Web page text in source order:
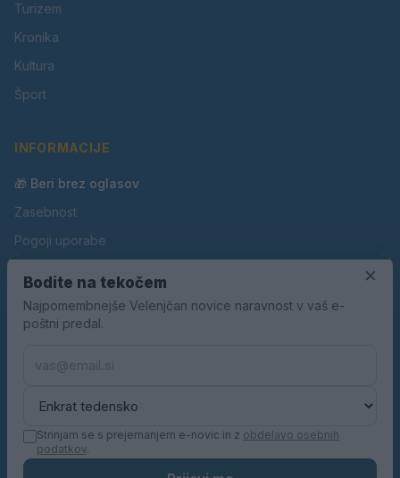
Turizem
Kronika
Kultura
Šport
INFORMACIJE
🎁 Beri brez oglasov
Zasebnost
Pogoji uporabe
Oglaševanje
Kontakt
×
Bodite na tekočem
Najpomembnejše Velenjčan novice naravnost v vaš e-
poštni predal.
Strinjam se s prejemanjem e-novic in z obdelavo osebnih
podatkov.